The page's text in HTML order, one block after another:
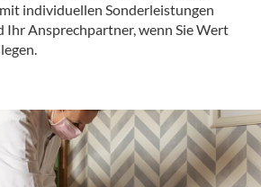
individuellen Sonderleistungen
Ihr Ansprechpartner, wenn Sie Wert